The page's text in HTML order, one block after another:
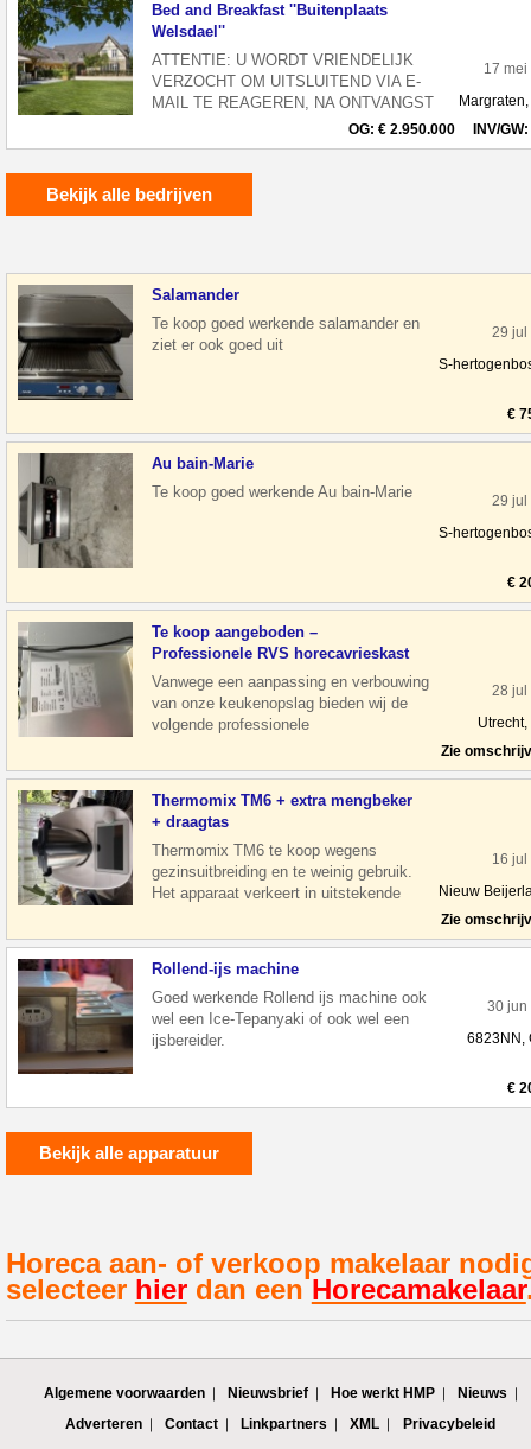
Bed and Breakfast ''Buitenplaats
Welsdael''
ATTENTIE: U WORDT VRIENDELIJK
VERZOCHT OM UITSLUITEND VIA E-
MAIL TE REAGEREN, NA ONTVANGST
VAN UW REACTIE NEMEN WIJ
CONTACT MET U OP, ALVAST DANK
17 mei
OG: € 2.950.000 INV/GW:
Bekijk alle bedrijven
Salamander
Te koop goed werkende salamander en
ziet er ook goed uit
29 jul
S-
€
Au bain-Marie
Te koop goed werkende Au bain-Marie
29 jul
S-
€
Te koop aangeboden –
Professionele RVS horecavrieskast
Vanwege een aanpassing en verbouwing
van onze keukenopslag bieden wij de
volgende professionele
slechts 2,5 ja
28 jul
Utrecht,
Zie
Thermomix TM6 + extra mengbeker
+ draagtas
Thermomix TM6 te koop wegens
gezinsuitbreiding en te weinig gebruik.
Het apparaat verkeert in uitstekende
16 jul
Nieuw
Zie
Rollend-ijs machine
Goed werkende Rollend ijs machine ook
wel een Ice-Tepanyaki of ook wel een
ijsbereider.
30 jun
6823NN,
€
Bekijk alle apparatuur
Horeca aan- of verkoop makelaar
selecteer hier dan een Horecamakelaar
Algemene voorwaarden Nieuwsbrief Hoe werkt HMP
Nieuws
Adverteren
Contact Linkpartners XML Privacybeleid